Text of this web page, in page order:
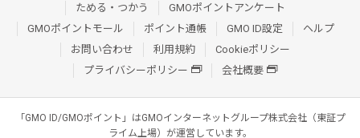
ためる・つかう
GMOポイントアンケート
GMOポイントモール
ポイント通帳 GMO ID設定
ヘルプ
お問い合わせ
利用規約
Cookieポリシー
プライバシーポリシー
会社概要
「GMO ID/GMOポイント」はGMOインターネットグループ株式会社（東証プ
ライム上場）が運営しています。